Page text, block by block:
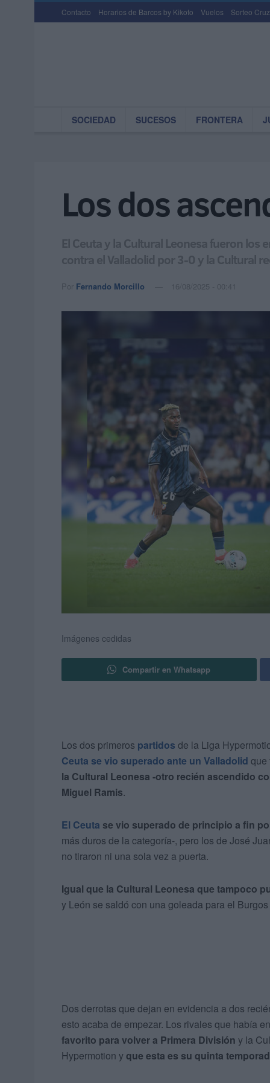
Contacto Horarios de Barcos by Kikoto Vuelos Sorteo
SOCIEDAD SUCESOS FRONTERA
Los dos
El Ceuta y la Cultural Leonesa fueron
contra el Valladolid por 3-0 y la Cultural
Por Fernando Morcillo 16/08/2025 - 00:41
Imágenes cedidas
Compartir en Whatsapp
Los dos primeros partidos de la Liga
Ceuta se vio superado ante un Valladolid que
la Cultural Leonesa -otro recién ascendido
Miguel Ramis.
El Ceuta se vio superado de principio a fin
más duros de la categoría-, pero los de José
no tiraron ni una sola vez a puerta.
Igual que la Cultural Leonesa que tampoco
y León se saldó con una goleada para el Burgos
Dos derrotas que dejan en evidencia a dos
esto acaba de empezar. Los rivales que había
favorito para volver a Primera División y la
Hypermotion yque esta es su quinta